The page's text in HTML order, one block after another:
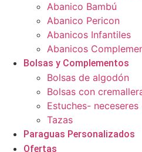
Abanico Bambú
Abanico Pericon
Abanicos Infantiles
Abanicos
Bolsas y Complementos
Bolsas de algodón
Bolsas con
Estuches-
Tazas
Paraguas Personalizados
Ofertas